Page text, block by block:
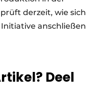
derzeit, wie sich
anschließen
Deel